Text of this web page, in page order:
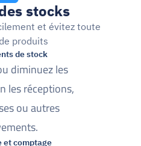
stocks
et évitez toute
produits
de stock
diminuez les
les réceptions,
ou autres
comptage